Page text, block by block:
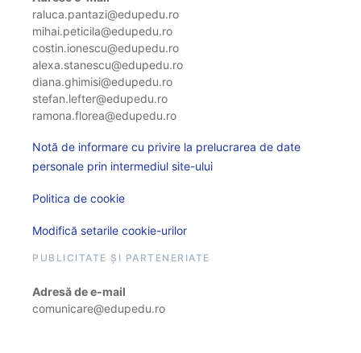
raluca.pantazi@edupedu.ro
mihai.peticila@edupedu.ro
costin.ionescu@edupedu.ro
alexa.stanescu@edupedu.ro
diana.ghimisi@edupedu.ro
stefan.lefter@edupedu.ro
ramona.florea@edupedu.ro
Notă de informare cu privire la prelucrarea de date
personale prin intermediul site-ului
Politica de cookie
Modifică setarile cookie-urilor
PUBLICITATE ȘI PARTENERIATE
Adresă de e-mail
comunicare@edupedu.ro